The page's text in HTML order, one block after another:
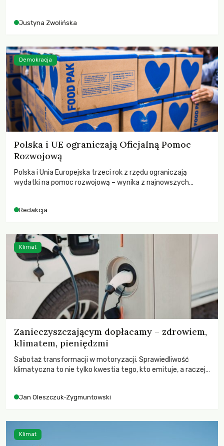
Justyna Zwolińska
Polska i UE ograniczają Oficjalną Pomoc
Rozwojową
Polska i Unia Europejska trzeci rok z rzędu ograniczają
wydatki na pomoc rozwojową – wynika z najnowszych
odnotowano największe tąpnięcie ODA w historii. Jakie będą
kryzysami i ubóstwem?
Redakcja
Demokracja
Zanieczyszczającym dopłacamy – zdrowiem,
klimatem, pieniędzmi
Sabotaż transformacji w motoryzacji. Sprawiedliwość
klimatyczna to nie tylko kwestia tego, kto emituje, a raczej
Jan Oleszczuk-Zygmuntowski
Klimat
Klimat